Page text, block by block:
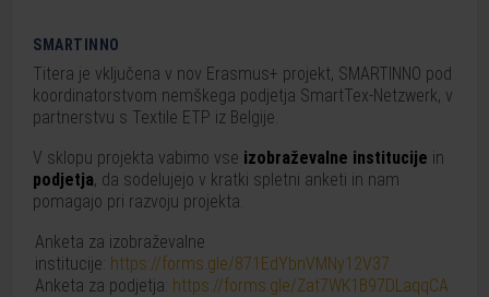
SMARTINNO
Titera je vključena v nov Erasmus+ projekt, SMARTINNO pod
koordinatorstvom nemškega podjetja SmartTex-Netzwerk, v
partnerstvu s Textile ETP iz Belgije.
V sklopu projekta vabimo vse izobraževalne institucije in
podjetja, da sodelujejo v kratki spletni anketi in nam
pomagajo pri razvoju projekta.
Anketa za izobraževalne
institucije: https://forms.gle/871EdYbnVMNy12V37
Anketa za podjetja: https://forms.gle/Zat7WK1B97DLaqqCA